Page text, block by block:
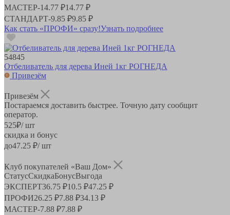
МАСТЕР-14.77 ₽14.77 ₽
СТАНДАРТ-9.85 ₽9.85 ₽
Как стать «ПРОФИ» сразу!Узнать подробнее
54845
Отбеливатель для дерева Иней 1кг РОГНЕДА
Привезём
Привезём
Постараемся доставить быстрее. Точную дату сообщит
оператор.
525₽/ шт
скидка и бонус
до47.25 ₽/ шт
Клуб покупателей «Ваш Дом»
СтатусСкидкаБонусВыгода
ЭКСПЕРТ36.75 ₽10.5 ₽47.25 ₽
ПРОФИ26.25 ₽7.88 ₽34.13 ₽
МАСТЕР-7.88 ₽7.88 ₽